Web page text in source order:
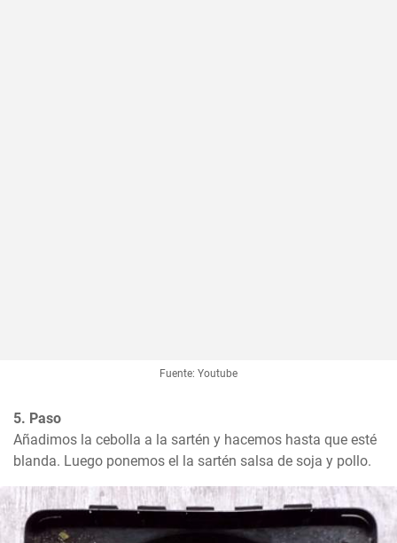
Fuente: Youtube
5. Paso
Añadimos la cebolla a la sartén y hacemos hasta que esté
blanda. Luego ponemos el la sartén salsa de soja y pollo.